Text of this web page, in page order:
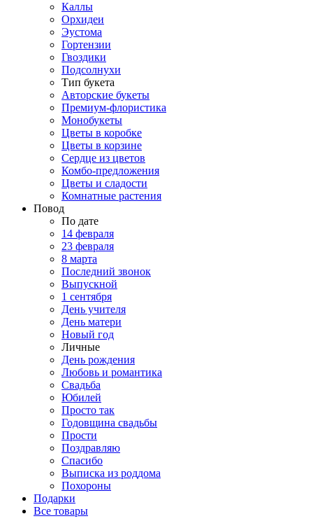
Каллы
Орхидеи
Эустома
Гортензии
Гвоздики
Подсолнухи
Тип букета
Авторские букеты
Премиум-флористика
Монобукеты
Цветы в коробке
Цветы в корзине
Сердце из цветов
Комбо-предложения
Цветы и сладости
Комнатные растения
Повод
По дате
14 февраля
23 февраля
8 марта
Последний звонок
Выпускной
1 сентября
День учителя
День матери
Новый год
Личные
День рождения
Любовь и романтика
Свадьба
Юбилей
Просто так
Годовщина свадьбы
Прости
Поздравляю
Спасибо
Выписка из роддома
Похороны
Подарки
Все товары